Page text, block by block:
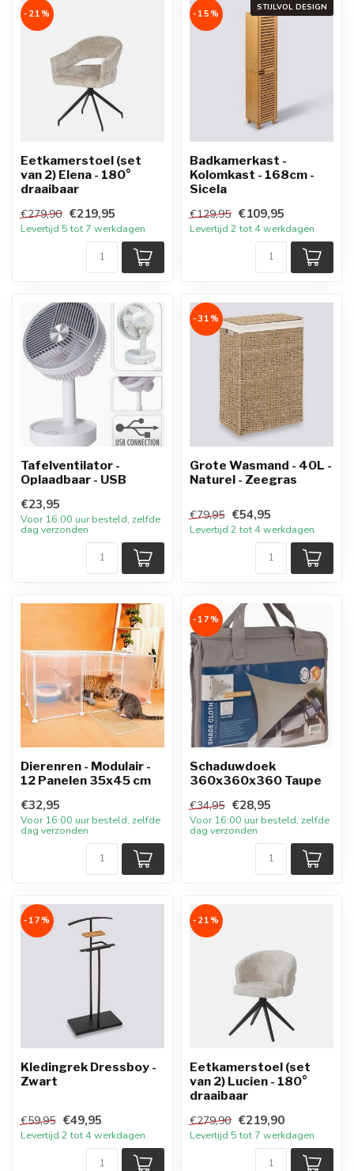
-21%
Eetkamerstoel (set
van 2) Elena - 180°
draaibaar
€279,90 €219,95
Levertijd 5 tot 7 werkdagen
STIJLVOL DESIGN
-15%
Badkamerkast -
Kolomkast - 168cm -
Sicela
€129,95 €109,95
Levertijd 2 tot 4 werkdagen
Tafelventilator -
Oplaadbaar - USB
€23,95
Voor 16:00 uur besteld, zelfde
dag verzonden
-31%
Grote Wasmand - 40L -
Naturel - Zeegras
€79,95 €54,95
Levertijd 2 tot 4 werkdagen
Dierenren - Modulair -
12 Panelen 35x45 cm
€32,95
Voor 16:00 uur besteld, zelfde
dag verzonden
-17%
Schaduwdoek
360x360x360 Taupe
€34,95 €28,95
Voor 16:00 uur besteld, zelfde
dag verzonden
-17%
Kledingrek Dressboy -
Zwart
€59,95 €49,95
Levertijd 2 tot 4 werkdagen
-21%
Eetkamerstoel (set
van 2) Lucien - 180°
draaibaar
€279,90 €219,90
Levertijd 5 tot 7 werkdagen